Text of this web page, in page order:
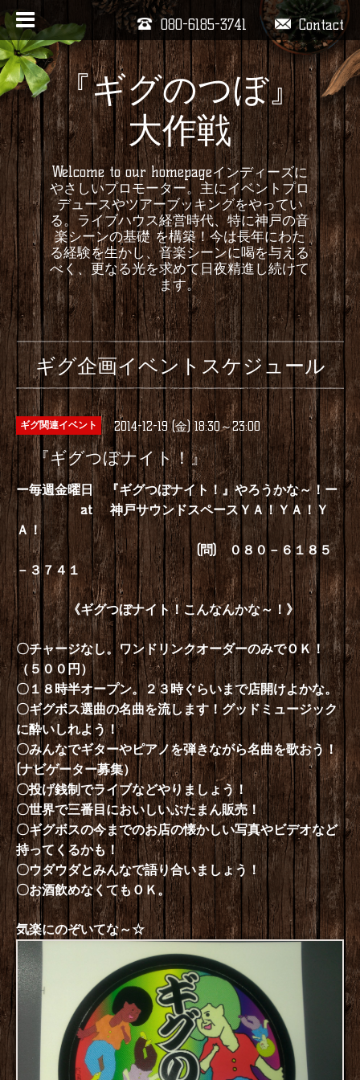
Contact
080-6185-3741
『ギグのつぼ』
大作戦
Welcome to our homepageインディーズに
やさしいプロモーター。主にイベントプロ
デュースやツアーブッキングをやってい
る。ライブハウス経営時代、特に神戸の音
楽シーンの基礎 を構築！今は長年にわた
る経験を生かし、音楽シーンに喝を与える
べく、更なる光を求めて日夜精進し続けて
ます。
ギグ企画イベントスケジュール
ギグ関連イベント 2014-12-19 (金) 18:30～23:00
『ギグつぼナイト！』
ー毎週金曜日『ギグつぼナイト！』やろうかな～！ー
at 神戸サウンドスペースＹＡ！ＹＡ！Ｙ
Ａ！
(問) ０８０－６１８５
－３７４１
《ギグつぼナイト！こんなんかな～！》
〇チャージなし。ワンドリンクオーダーのみでＯＫ！
（５００円）
〇１８時半オープン。２３時ぐらいまで店開けよかな。
〇ギグボス選曲の名曲を流します！グッドミュージック
に酔いしれよう！
〇みんなでギターやピアノを弾きながら名曲を歌おう！
(ナビゲーター募集）
〇投げ銭制でライブなどやりましょう！
〇世界で三番目においしいぶたまん販売！
〇ギグボスの今までのお店の懐かしい写真やビデオなど
持ってくるかも！
〇ウダウダとみんなで語り合いましょう！
〇お酒飲めなくてもＯＫ。
気楽にのぞいてな～☆